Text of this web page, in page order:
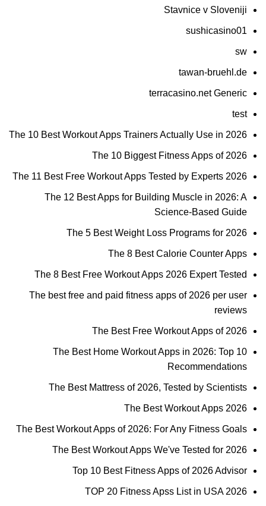
Stavnice v Sloveniji
sushicasino01
sw
tawan-bruehl.de
terracasino.net Generic
test
The 10 Best Workout Apps Trainers Actually Use in 2026
The 10 Biggest Fitness Apps of 2026
The 11 Best Free Workout Apps Tested by Experts 2026
The 12 Best Apps for Building Muscle in 2026: A
Science-Based Guide
The 5 Best Weight Loss Programs for 2026
The 8 Best Calorie Counter Apps
The 8 Best Free Workout Apps 2026 Expert Tested
The best free and paid fitness apps of 2026 per user
reviews
The Best Free Workout Apps of 2026
The Best Home Workout Apps in 2026: Top 10
Recommendations
The Best Mattress of 2026, Tested by Scientists
The Best Workout Apps 2026
The Best Workout Apps of 2026: For Any Fitness Goals
The Best Workout Apps We've Tested for 2026
Top 10 Best Fitness Apps of 2026 Advisor
TOP 20 Fitness Apss List in USA 2026